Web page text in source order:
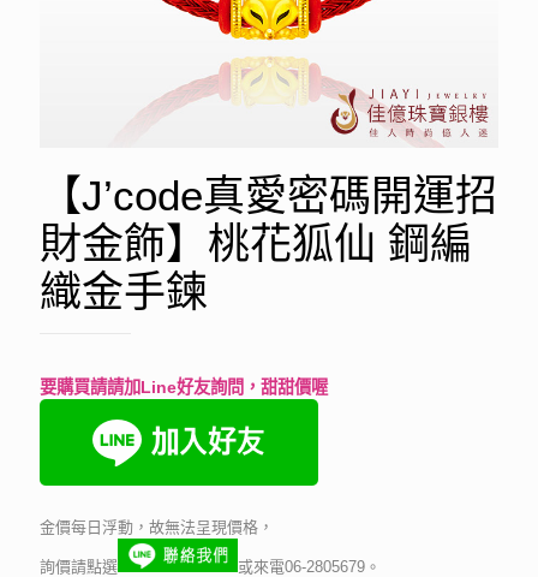
【J’code真愛密碼開運招
財金飾】桃花狐仙 鋼編
織金手鍊
要購買請請加Line好友詢問，甜甜價喔
金價每日浮動，故無法呈現價格，
詢價請點選 或來電06-2805679。